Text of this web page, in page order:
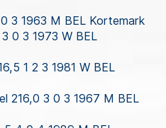
3 1963 M BEL Kortemark
0 3 1973 W BEL
1 2 3 1981 W BEL
216,0 3 0 3 1967 M BEL